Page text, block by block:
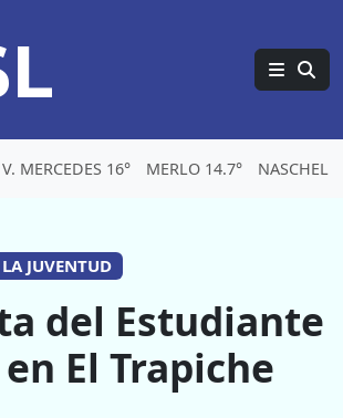
V. MERCEDES 16° MERLO 14.7° NASCHEL
JUVENTUD
del Estudiante
El Trapiche